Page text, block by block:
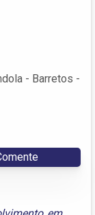
- Barretos -